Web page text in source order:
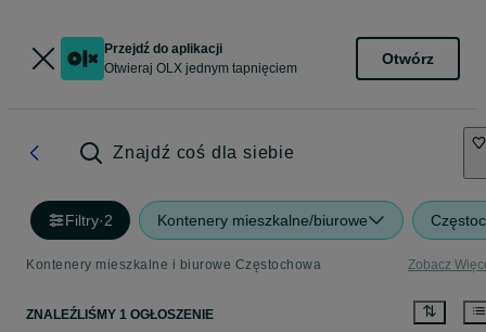
Przejdź do aplikacji
Otwieraj OLX jednym tapnięciem
Otwórz
Znajdź coś dla siebie
Filtry·2 Kontenery mieszkalne/biurowe
Kontenery mieszkalne i biurowe Częstochowa Zobacz
ZNALEŹLIŚMY 1 OGŁOSZENIE